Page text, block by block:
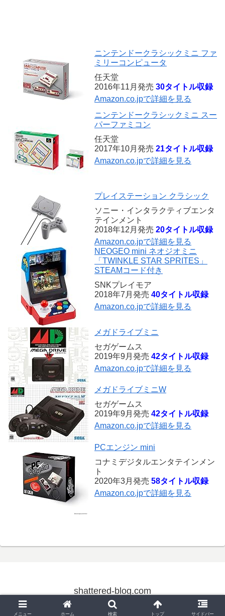
ニンテンドークラシックミニ ファ
ミリーコンピュータ
任天堂
2016年11月発売 30タイトル収録
Amazon.co.jpで詳細を見る
ニンテンドークラシックミニ スー
パーファミコン
任天堂
2017年10月発売 21タイトル収録
Amazon.co.jpで詳細を見る
プレイステーション クラシック
ソニー・インタラクティブエンタ
テインメント
2018年12月発売 20タイトル収録
Amazon.co.jpで詳細を見る
NEOGEO mini ネオジオミニ
「TWINKLE STAR SPRITES」
STEAMコード付き
SNKプレイモア
2018年7月発売 40タイトル収録
Amazon.co.jpで詳細を見る
メガドライブミニ
セガゲームス
2019年9月発売 42タイトル収録
Amazon.co.jpで詳細を見る
メガドライブミニW
セガゲームス
2019年9月発売 42タイトル収録
Amazon.co.jpで詳細を見る
PCエンジン mini
コナミデジタルエンタテインメン
ト
2020年3月発売 58タイトル収録
Amazon.co.jpで詳細を見る
shattered-blog.com
© 2004 shattered-blog.com.
メニュー ホーム 検索 トップ サイドバー